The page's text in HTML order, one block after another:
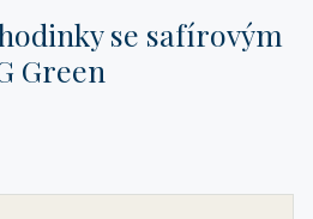
se safírovým
Green